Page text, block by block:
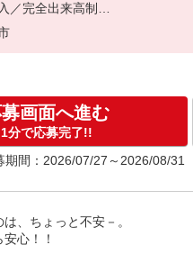
／完全出来高制
扶養の範囲内OK
超えた高収入も応相談
時の場合 月15万円〜
取りなし！
り
：12か月
画面へ進む
1分で応募完了!!
期間：2026/07/27～2026/08/31
、ちょっと不安－。
心！！